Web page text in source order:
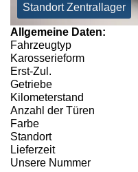
Standort Zentrallager
Allgemeine Daten:
Fahrzeugtyp
Karosserieform
Erst-Zul.
Getriebe
Kilometerstand
Anzahl der Türen
Farbe
Standort
Lieferzeit
Unsere Nummer